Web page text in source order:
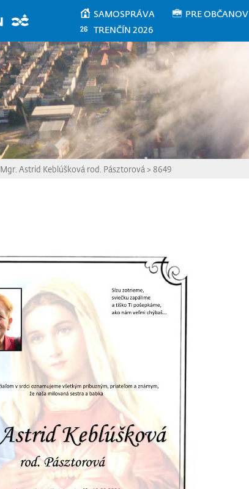
SAMOSPRÁVA PRE OBČANOV
TRENČÍN 2026
Mgr. Astrid Keblúšková rod. Pásztorová > 8649